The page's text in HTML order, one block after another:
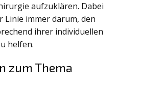
aufzuklären. Dabei
Linie immer darum, den
ihrer individuellen
helfen.
zum Thema